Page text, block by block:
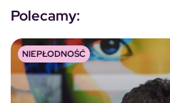
Polecamy:
NIEPŁODNOŚĆ